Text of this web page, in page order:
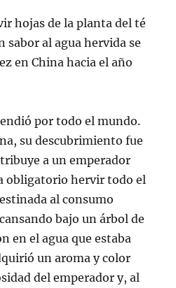
hojas de la planta del té
sabor al agua hervida se
en China hacia el año
por todo el mundo.
su descubrimiento fue
a un emperador
obligatorio hervir todo el
al consumo
bajo un árbol de
en el agua que estaba
un aroma y color
del emperador y, al